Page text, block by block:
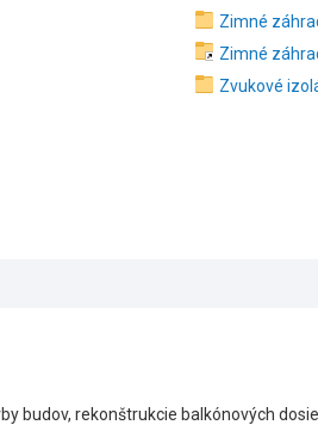
Zimné
Zimné
Zvukové
budov, rekonštrukcie balkónových